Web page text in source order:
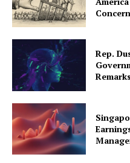
Rep.
Remarks